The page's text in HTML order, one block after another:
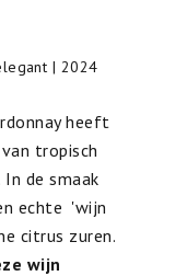
| 2024
heeft
tropisch
de smaak
echte 'wijn
citrus zuren.
wijn